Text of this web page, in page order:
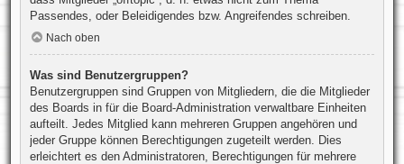
Passendes, oder Beleidigendes bzw. Angreifendes schreiben.
Nach oben
Was sind Benutzergruppen?
Benutzergruppen sind Gruppen von Mitgliedern, die die Mitglieder
des Boards in für die Board-Administration verwaltbare Einheiten
aufteilt. Jedes Mitglied kann mehreren Gruppen angehören und
jeder Gruppe können Berechtigungen zugeteilt werden. Dies
erleichtert es den Administratoren, Berechtigungen für mehrere